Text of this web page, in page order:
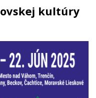
kultúry